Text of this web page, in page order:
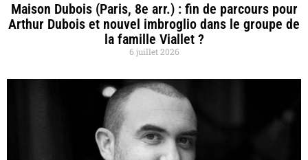
Maison Dubois (Paris, 8e arr.) : fin de parcours pour
Arthur Dubois et nouvel imbroglio dans le groupe de
la famille Viallet ?
6 juillet 2026